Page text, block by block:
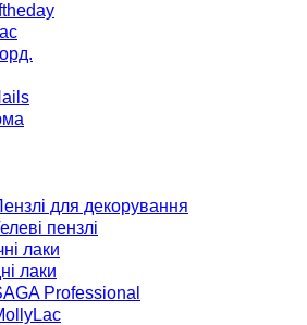
для декорування
пензлі
лаки
лаки
Professional